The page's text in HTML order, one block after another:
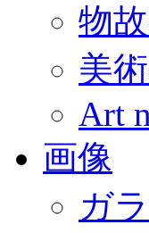
物
美
Art
画像
ガ